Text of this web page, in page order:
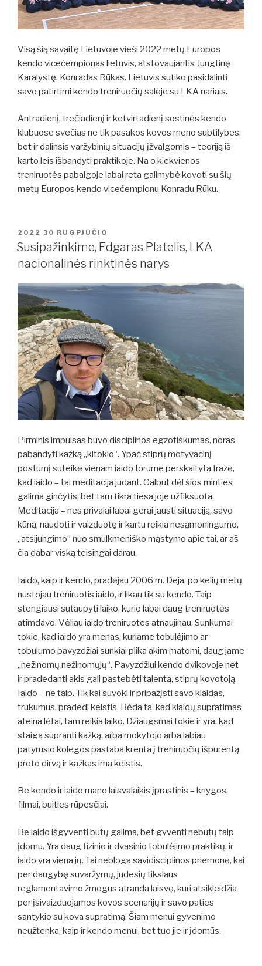
Visą šią savaitę Lietuvoje vieši 2022 metų Europos
kendo vicečempionas lietuvis, atstovaujantis Jungtinę
Karalystę, Konradas Rūkas. Lietuvis sutiko pasidalinti
savo patirtimi kendo treniruočių salėje su LKA nariais.
Antradienį, trečiadienį ir ketvirtadienį sostinės kendo
klubuose svečias ne tik pasakos kovos meno subtilybes,
bet ir dalinsis varžybinių situacijų įžvalgomis – teoriją iš
karto leis išbandyti praktikoje. Na o kiekvienos
treniruotės pabaigoje labai reta galimybė kovoti su šių
metų Europos kendo vicečempionu Konradu Rūku.
PASKELBTA
2022 30 RUGPJŪČIO
Susipažinkime, Edgaras Platelis, LKA
nacionalinės rinktinės narys
Pirminis impulsas buvo disciplinos egzotiškumas, noras
pabandyti kažką „kitokio“. Ypač stiprų motyvacinį
postūmį suteikė vienam iaido forume perskaityta frazė,
kad iaido – tai meditacija judant. Galbūt dėl šios minties
galima ginčytis, bet tam tikra tiesa joje užfiksuota.
Meditacija – nes privalai labai gerai jausti situaciją, savo
kūną, naudoti ir vaizduotę ir kartu reikia nesąmoningumo,
„atsijungimo“ nuo smulkmeniško mąstymo apie tai, ar aš
čia dabar viską teisingai darau.
Iaido, kaip ir kendo, pradėjau 2006 m. Deja, po kelių metų
nustojau treniruotis iaido, ir likau tik su kendo. Taip
stengiausi sutaupyti laiko, kurio labai daug treniruotės
atimdavo. Vėliau iaido treniruotes atnaujinau. Sunkumai
tokie, kad iaido yra menas, kuriame tobulėjimo ar
tobulumo pavyzdžiai sunkiai plika akim matomi, daug jame
„nežinomų nežinomųjų“. Pavyzdžiui kendo dvikovoje net
ir pradedanti akis gali pastebėti talentą, stiprų kovotoją.
Iaido – ne taip. Tik kai suvoki ir pripažįsti savo klaidas,
trūkumus, pradedi keistis. Bėda ta, kad klaidų supratimas
ateina lėtai, tam reikia laiko. Džiaugsmai tokie ir yra, kad
staiga supranti kažką, arba mokytojo arba labiau
patyrusio kolegos pastaba krenta į treniruočių išpurentą
proto dirvą ir kažkas ima keistis.
Be kendo ir iaido mano laisvalaikis įprastinis – knygos,
filmai, buities rūpesčiai.
Be iaido išgyventi būtų galima, bet gyventi nebūtų taip
įdomu. Yra daug fizinio ir dvasinio tobulėjimo praktikų, ir
iaido yra viena jų. Tai nebloga savidisciplinos priemonė, kai
per daugybę suvaržymų, judesių tikslaus
reglamentavimo žmogus atranda laisvę, kuri atsikleidžia
per įsivaizduojamos kovos scenarijų ir savo paties
santykio su kova supratimą. Šiam menui gyvenimo
neužtenka, kaip ir kendo menui, bet tuo jie ir įdomūs.